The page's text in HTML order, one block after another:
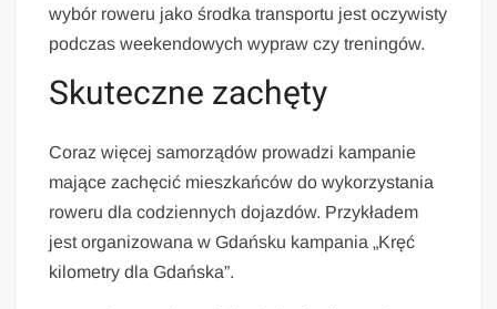
wybór roweru jako środka transportu jest oczywisty
podczas weekendowych wypraw czy treningów.
Skuteczne zachęty
Coraz więcej samorządów prowadzi kampanie
mające zachęcić mieszkańców do wykorzystania
roweru dla codziennych dojazdów. Przykładem
jest organizowana w Gdańsku kampania „Kręć
kilometry dla Gdańska”.